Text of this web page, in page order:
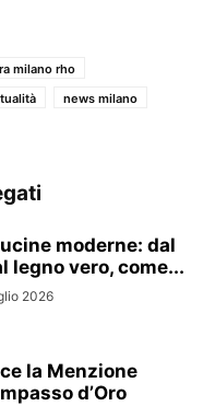
milano rho
news milano
moderne: dal
legno vero, come...
2026
la Menzione
d’Oro